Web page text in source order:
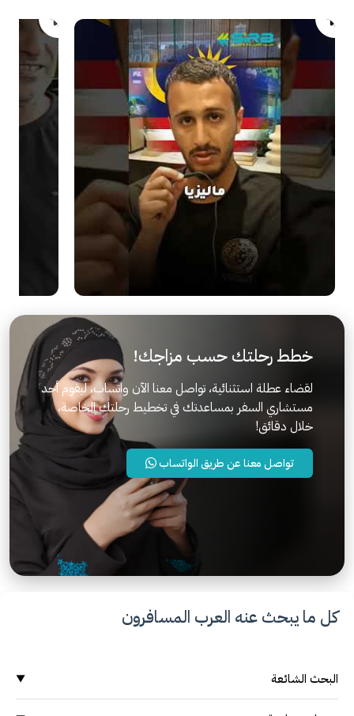
خطط رحلتك حسب مزاجك!
لقضاء عطلة استثنائية، تواصل معنا الآن واتساب، ليقوم أحد
مستشاري السفر بمساعدتك في تخطيط رحلتك الخاصة،
خلال دقائق!
تواصل معنا عن طريق الواتساب
كل ما يبحث عنه العرب المسافرون
البحث الشائعة ▼
وجهات سياحية